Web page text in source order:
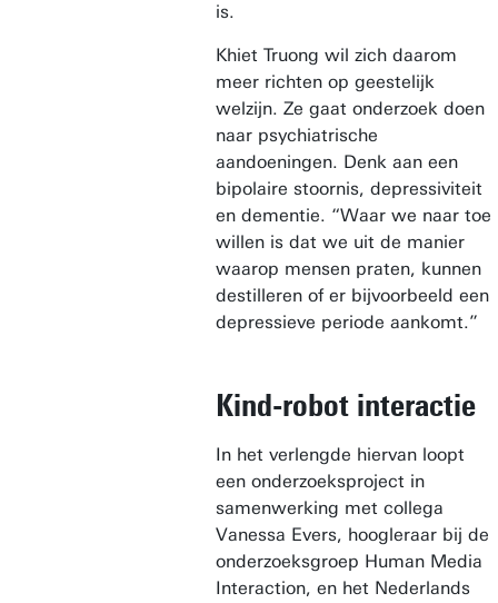
is.
Khiet Truong wil zich daarom
meer richten op geestelijk
welzijn. Ze gaat onderzoek doen
naar psychiatrische
aandoeningen. Denk aan een
bipolaire stoornis, depressiviteit
en dementie. “Waar we naar toe
willen is dat we uit de manier
waarop mensen praten, kunnen
destilleren of er bijvoorbeeld een
depressieve periode aankomt.”
Kind-robot interactie
In het verlengde hiervan loopt
een onderzoeksproject in
samenwerking met collega
Vanessa Evers, hoogleraar bij de
onderzoeksgroep Human Media
Interaction, en het Nederlands